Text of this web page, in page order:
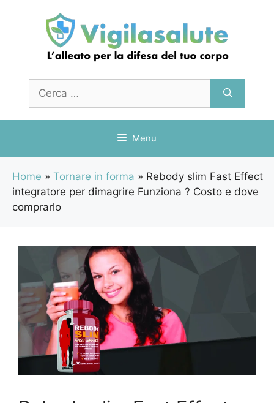
contenuto
per:
Menu
Home » Tornare in forma » Rebody slim Fast Effect
integratore per dimagrire Funziona ? Costo e dove
comprarlo